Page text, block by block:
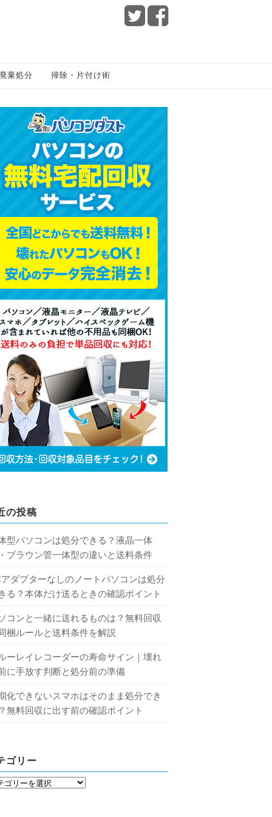
棄処分 掃除・片付け術
の投稿
型パソコンは処分できる？液晶一体
ブラウン管一体型の違いと送料条件
ダプターなしのノートパソコンは処分
る？本体だけ送るときの確認ポイント
コンと一緒に送れるものは？無料回収
梱ルールと送料条件を解説
ーレイレコーダーの寿命サイン｜壊れ
に手放す判断と処分前の準備
化できないスマホはそのまま処分でき
無料回収に出す前の確認ポイント
ゴリー